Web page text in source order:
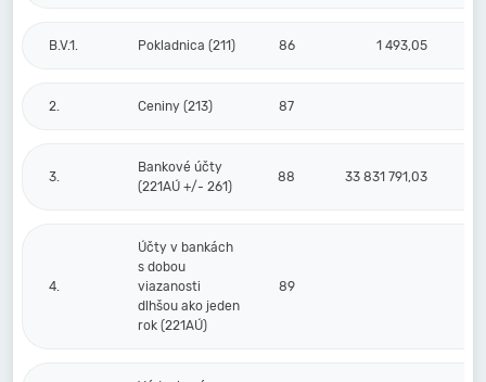
B.V.1. Pokladnica (211) 86 1 493,05
2. Ceniny (213) 87
3.
Bankové účty
(221AÚ +/- 261)
88 33 831 791,03
4.
Účty v bankách
s dobou
viazanosti
dlhšou ako jeden
rok (221AÚ)
89